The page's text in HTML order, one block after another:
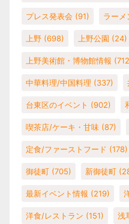
プレス発表会 (91) ラーメ
上野 (698) 上野公園 (24)
上野美術館・博物館情報
中華料理/中国料理 (337)
台東区のイベント (902)
喫茶店/ケーキ・甘味 (87)
定食/ファーストフード (178)
御徒町 (705) 新御徒町
最新イベント情報 (219)
洋食/レストラン (151) 浅